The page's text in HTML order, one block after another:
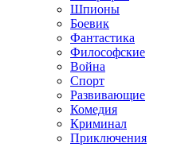
Шпионы
Боевик
Фантастика
Философские
Война
Спорт
Развивающие
Комедия
Криминал
Приключения